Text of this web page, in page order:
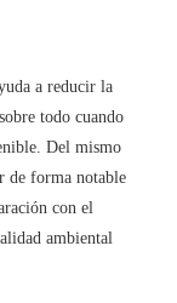
a reducir la
todo cuando
Del mismo
de forma notable
con el
ambiental